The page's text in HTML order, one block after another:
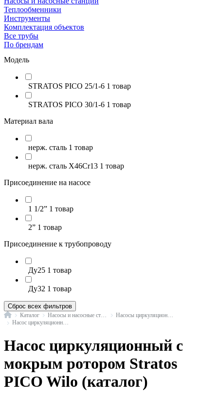
Теплообменники
Инструменты
Комплектация объектов
Все трубы
По брендам
Модель
STRATOS PICO 25/1-6 1 товар
STRATOS PICO 30/1-6 1 товар
Материал вала
нерж. сталь 1 товар
нерж. сталь X46Cr13 1 товар
Присоединение на насосе
1 1/2” 1 товар
2” 1 товар
Присоединение к трубопроводу
Ду25 1 товар
Ду32 1 товар
Сброс всех фильтров
ГлавнаяКаталог
Насос циркуляционный с мокрым ротором Stratos PICO Wilo
Насос циркуляционный с
мокрым ротором Stratos
PICO Wilo (каталог)